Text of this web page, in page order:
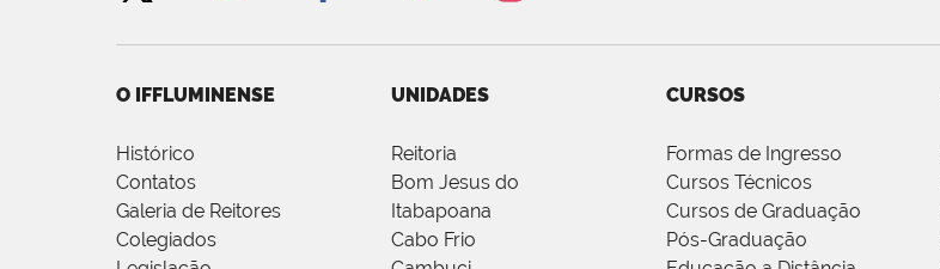
O IFFLUMINENSE
Histórico
Contatos
Galeria de Reitores
Colegiados
UNIDADES
Reitoria
Bom Jesus do
Itabapoana
Cabo Frio
CURSOS
Formas de Ingresso
Cursos Técnicos
Cursos de Graduação
Pós-Graduação